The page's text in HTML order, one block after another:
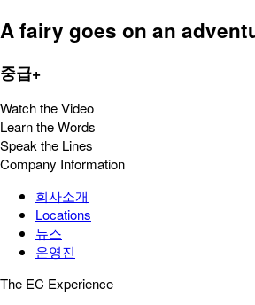
A fairy goes on an
중급+
Watch the Video
Learn the Words
Speak the Lines
Company Information
회사소개
Locations
뉴스
운영진
The EC Experience